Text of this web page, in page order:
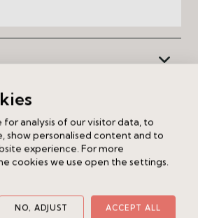
analysis of our visitor data, to
show personalised content and to
experience. For more
cookies we use open the settings.
NO, ADJUST ACCEPT ALL